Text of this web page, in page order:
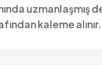
uzmanlaşmış
kaleme alınır.